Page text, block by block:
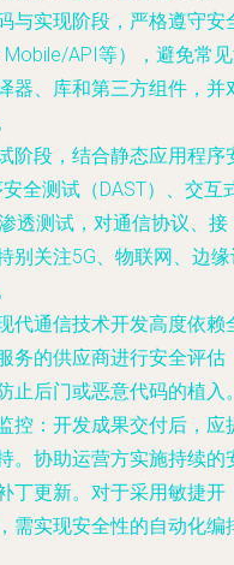
与实现阶段，严格遵守安
API等），避免常
器、库和第三方组件，并
阶段，结合静态应用程序
全测试（DAST）、交互
透测试，对通信协议、接
别关注5G、物联网、边
代通信技术开发高度依赖
务的供应商进行安全评估
止后门或恶意代码的植入
控 ：开发成果交付后，应
。协助运营方实施持续的
丁更新。对于采用敏捷开
需实现安全性的自动化编